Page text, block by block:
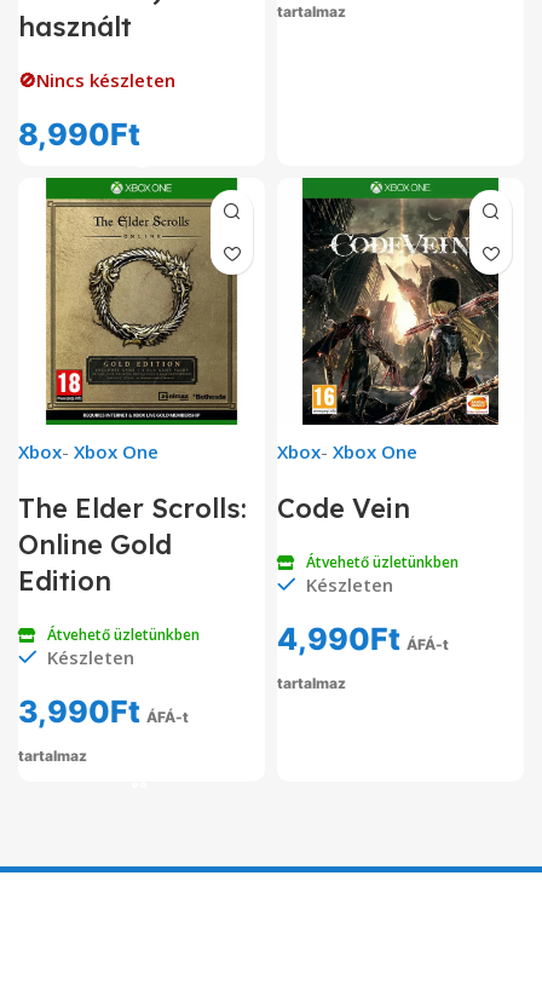
használt
🚫Nincs készleten
8,990Ft
tartalmaz
Xbox- Xbox One
The Elder Scrolls:
Online Gold
Edition
Átvehető üzletünkben
Készleten
3,990Ft ÁFÁ-t
tartalmaz
Xbox- Xbox One
Code Vein
Átvehető üzletünkben
Készleten
4,990Ft ÁFÁ-t
tartalmaz